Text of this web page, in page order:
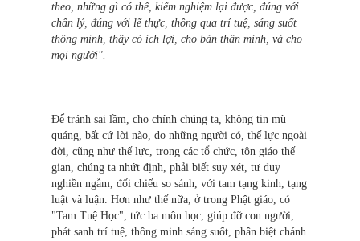
theo, những gì có thể, kiểm nghiệm lại được, đúng với
chân lý, đúng với lẽ thực, thông qua trí tuệ, sáng suốt
thông minh, thấy có ích lợi, cho bản thân mình, và cho
mọi người".
Để tránh sai lầm, cho chính chúng ta, không tin mù
quáng, bất cứ lời nào, do những người có, thế lực ngoài
đời, cũng như thế lực, trong các tổ chức, tôn giáo thế
gian, chúng ta nhứt định, phải biết suy xét, tư duy
nghiền ngẫm, đối chiếu so sánh, với tam tạng kinh, tạng
luật và luận. Hơn như thế nữa, ở trong Phật giáo, có
"Tam Tuệ Học", tức ba môn học, giúp đỡ con người,
phát sanh trí tuệ, thông minh sáng suốt, phân biệt chánh